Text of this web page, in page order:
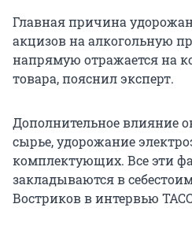
Главная причина
акцизов на алкогольную
напрямую отражается на
товара, пояснил эксперт.
Дополнительное влияние
сырье, удорожание
комплектующих. Все эти
закладываются в
Востриков в интервью